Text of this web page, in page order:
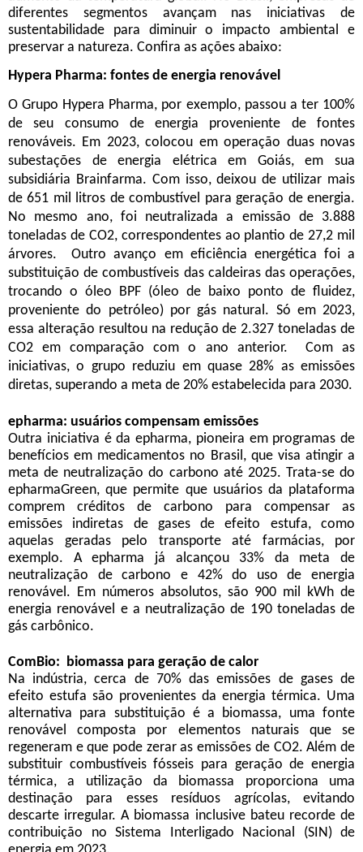
diferentes segmentos avançam nas iniciativas de
sustentabilidade para diminuir o impacto ambiental e
preservar a natureza. Confira as ações abaixo:
Hypera Pharma: fontes de energia renovável
O Grupo Hypera Pharma, por exemplo, passou a ter 100%
de seu consumo de energia proveniente de fontes
renováveis. Em 2023, colocou em operação duas novas
subestações de energia elétrica em Goiás, em sua
subsidiária Brainfarma. Com isso, deixou de utilizar mais
de 651 mil litros de combustível para geração de energia.
No mesmo ano, foi neutralizada a emissão de 3.888
toneladas de CO2, correspondentes ao plantio de 27,2 mil
árvores. Outro avanço em eficiência energética foi a
substituição de combustíveis das caldeiras das operações,
trocando o óleo BPF (óleo de baixo ponto de fluidez,
proveniente do petróleo) por gás natural. Só em 2023,
essa alteração resultou na redução de 2.327 toneladas de
CO2 em comparação com o ano anterior. Com as
iniciativas, o grupo reduziu em quase 28% as emissões
diretas, superando a meta de 20% estabelecida para 2030.
epharma: usuários compensam emissões
Outra iniciativa é da epharma, pioneira em programas de
benefícios em medicamentos no Brasil, que visa atingir a
meta de neutralização do carbono até 2025. Trata-se do
epharmaGreen, que permite que usuários da plataforma
comprem créditos de carbono para compensar as
emissões indiretas de gases de efeito estufa, como
aquelas geradas pelo transporte até farmácias, por
exemplo. A epharma já alcançou 33% da meta de
neutralização de carbono e 42% do uso de energia
renovável. Em números absolutos, são 900 mil kWh de
energia renovável e a neutralização de 190 toneladas de
gás carbônico.
ComBio: biomassa para geração de calor
Na indústria, cerca de 70% das emissões de gases de
efeito estufa são provenientes da energia térmica. Uma
alternativa para substituição é a biomassa, uma fonte
renovável composta por elementos naturais que se
regeneram e que pode zerar as emissões de CO2. Além de
substituir combustíveis fósseis para geração de energia
térmica, a utilização da biomassa proporciona uma
destinação para esses resíduos agrícolas, evitando
descarte irregular. A biomassa inclusive bateu recorde de
contribuição no Sistema Interligado Nacional (SIN) de